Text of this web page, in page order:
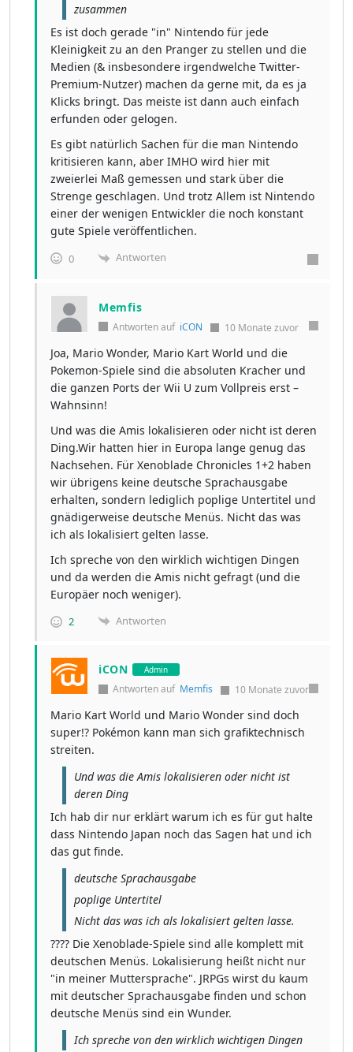
zusammen
Es ist doch gerade "in" Nintendo für jede
Kleinigkeit zu an den Pranger zu stellen und die
Medien (& insbesondere irgendwelche Twitter-
Premium-Nutzer) machen da gerne mit, da es ja
Klicks bringt. Das meiste ist dann auch einfach
erfunden oder gelogen.
Es gibt natürlich Sachen für die man Nintendo
kritisieren kann, aber IMHO wird hier mit
zweierlei Maß gemessen und stark über die
Strenge geschlagen. Und trotz Allem ist Nintendo
einer der wenigen Entwickler die noch konstant
gute Spiele veröffentlichen.
0 Antworten
Memfis
Antworten auf iCON 10 Monate zuvor
Joa, Mario Wonder, Mario Kart World und die
Pokemon-Spiele sind die absoluten Kracher und
die ganzen Ports der Wii U zum Vollpreis erst –
Wahnsinn!
Und was die Amis lokalisieren oder nicht ist deren
Ding.Wir hatten hier in Europa lange genug das
Nachsehen. Für Xenoblade Chronicles 1+2 haben
wir übrigens keine deutsche Sprachausgabe
erhalten, sondern lediglich poplige Untertitel und
gnädigerweise deutsche Menüs. Nicht das was
ich als lokalisiert gelten lasse.
Ich spreche von den wirklich wichtigen Dingen
und da werden die Amis nicht gefragt (und die
Europäer noch weniger).
2 Antworten
iCON Admin
Antworten auf Memfis 10 Monate zuvor
Mario Kart World und Mario Wonder sind doch
super!? Pokémon kann man sich grafiktechnisch
streiten.
Und was die Amis lokalisieren oder nicht ist
deren Ding
Ich hab dir nur erklärt warum ich es für gut halte
dass Nintendo Japan noch das Sagen hat und ich
das gut finde.
deutsche Sprachausgabe
poplige Untertitel
Nicht das was ich als lokalisiert gelten lasse.
???? Die Xenoblade-Spiele sind alle komplett mit
deutschen Menüs. Lokalisierung heißt nicht nur
"in meiner Muttersprache". JRPGs wirst du kaum
mit deutscher Sprachausgabe finden und schon
deutsche Menüs sind ein Wunder.
Ich spreche von den wirklich wichtigen Dingen